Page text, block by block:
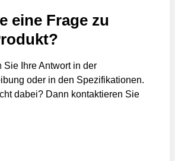
eine Frage zu
Ihre Antwort in der
oder in den Spezifikationen.
dabei? Dann kontaktieren Sie